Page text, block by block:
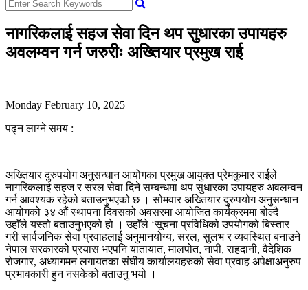
नागरिकलाई सहज सेवा दिन थप सुधारका उपायहरु
अवलम्वन गर्न जरुरीः अख्तियार प्रमुख राई
Monday February 10, 2025
पढ्न लाग्ने समय :
अख्तियार दुरुपयोग अनुसन्धान आयोगका प्रमुख आयुक्त प्रेमकुमार राईले
नागरिकलाई सहज र सरल सेवा दिने सम्बन्धमा थप सुधारका उपायहरु अवलम्वन
गर्न आवश्यक रहेको बताउनुभएको छ । सोमवार अख्तियार दुरुपयोग अनुसन्धान
आयोगको ३४ औं स्थापना दिवसको अवसरमा आयोजित कार्यक्रममा बोल्दै
उहाँले यस्तो बताउनुभएको हो । उहाँले ‘सूचना प्रविधिको उपयोगको बिस्तार
गरी सार्वजनिक सेवा प्रवाहलाई अनुमानयोग्य, सरल, सुलभ र व्यवस्थित बनाउने
नेपाल सरकारको प्रयास भएपनि यातायात, मालपोत, नापी, राहदानी, वैदेशिक
रोजगार, अध्यागमन लगायतका संघीय कार्यालयहरुको सेवा प्रवाह अपेक्षाअनुरुप
प्रभावकारी हुन नसकेको बताउनु भयो ।